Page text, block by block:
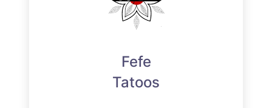
Fefe
Tatoos